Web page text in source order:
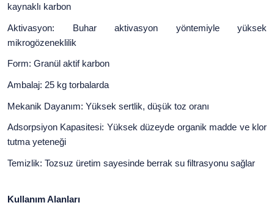
kaynaklı karbon
Aktivasyon: Buhar aktivasyon yöntemiyle yüksek
mikrogözeneklilik
Form: Granül aktif karbon
Ambalaj: 25 kg torbalarda
Mekanik Dayanım: Yüksek sertlik, düşük toz oranı
Adsorpsiyon Kapasitesi: Yüksek düzeyde organik madde ve klor
tutma yeteneği
Temizlik: Tozsuz üretim sayesinde berrak su filtrasyonu sağlar
Kullanım Alanları